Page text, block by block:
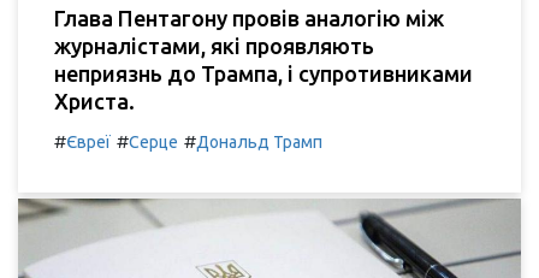
Глава Пентагону провів аналогію між
журналістами, які проявляють
неприязнь до Трампа, і супротивниками
Христа.
#Євреї #Серце #Дональд Трамп